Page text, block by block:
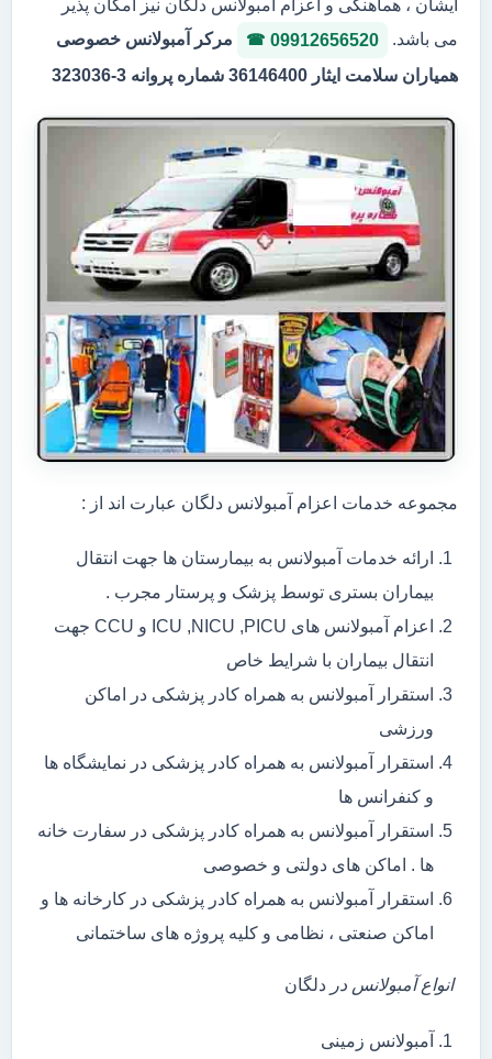
ایشان ، هماهنگی و اعزام آمبولانس دلگان نیز امکان پذیر
می باشد.
09912656520
مرکر آمبولانس خصوصی
همیاران سلامت ایثار 36146400 شماره پروانه 3-323036
مجموعه خدمات اعزام آمبولانس دلگان عبارت اند از :
ارائه خدمات آمبولانس به بیمارستان ها جهت انتقال
بیماران بستری توسط پزشک و پرستار مجرب .
اعزام آمبولانس های ICU ,NICU ,PICU و CCU جهت
انتقال بیماران با شرایط خاص
استقرار آمبولانس به همراه کادر پزشکی در اماکن
ورزشی
استقرار آمبولانس به همراه کادر پزشکی در نمایشگاه ها
و کنفرانس ها
استقرار آمبولانس به همراه کادر پزشکی در سفارت خانه
ها . اماکن های دولتی و خصوصی
استقرار آمبولانس به همراه کادر پزشکی در کارخانه ها و
اماکن صنعتی ، نظامی و کلیه پروژه های ساختمانی
انواع آمبولانس در دلگان
آمبولانس زمینی